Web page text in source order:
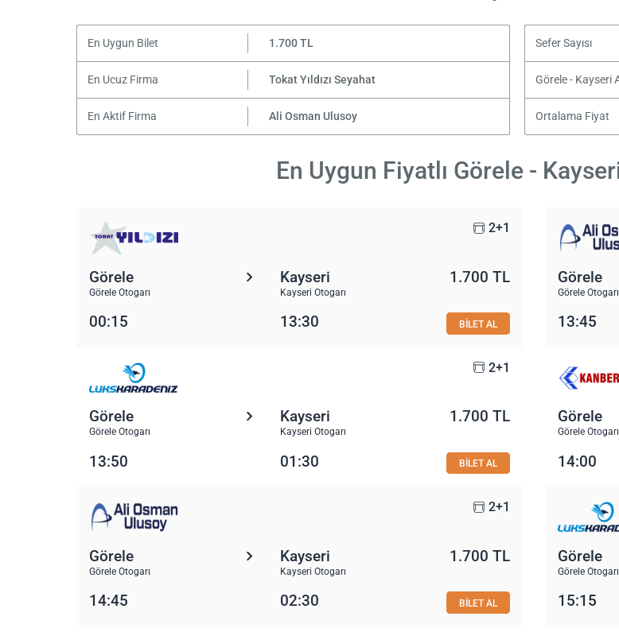
En Uygun Bilet 1.700 TL Sefer Sayısı
En Ucuz Firma Tokat Yıldızı Seyahat Görele - Kayseri
En Aktif Firma Ali Osman Ulusoy Ortalama Fiyat
En Uygun Fiyatlı Görele -
2+1
Görele
Görele Otogarı
Kayseri
Kayseri Otogarı
1.700 TL
00:15 13:30 BİLET AL
Görele
Görele Otogarı
13:45
2+1
Görele
Görele Otogarı
Kayseri
Kayseri Otogarı
1.700 TL
13:50 01:30 BİLET AL
Görele
Görele Otogarı
14:00
2+1
Görele
Görele Otogarı
Kayseri
Kayseri Otogarı
1.700 TL
14:45 02:30 BİLET AL
Görele
Görele Otogarı
15:15